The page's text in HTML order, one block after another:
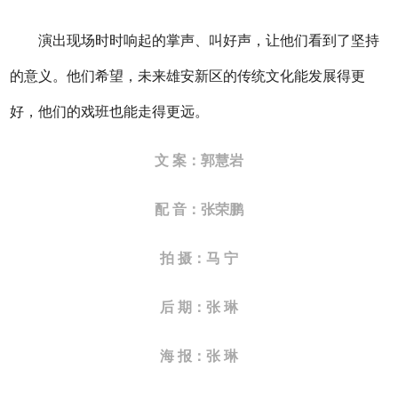
演出现场时时响起的掌声、叫好声，让他们看到了坚持
的意义。他们希望，未来雄安新区的传统文化能发展得更
好，他们的戏班也能走得更远。
文 案：郭慧岩
配 音：张荣鹏
拍 摄：马 宁
后 期：张 琳
海 报：张 琳